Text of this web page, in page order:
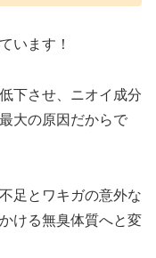
います！
下させ、ニオイ成分
大の原因だからで
足とワキガの意外な
ける無臭体質へと変